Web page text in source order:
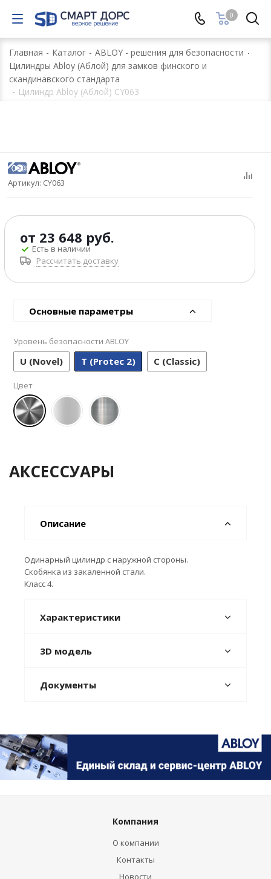
0
Главная - Каталог - ABLOY - решения для безопасности -
Цилиндры Abloy (Аблой) для замков финского и
скандинавского стандарта
- Цилиндр Abloy (Аблой) CY063
Артикул: CY063
от 23 648 руб.
Есть в наличии
Рассчитать доставку
Основные параметры
Уровень безопасности ABLOY
U (Novel) T (Protec 2) С (Classic)
Цвет
АКСЕССУАРЫ
Описание
Одинарный цилиндр с наружной стороны.
Скобянка из закаленной стали.
Класс 4.
Характеристики
3D модель
Документы
Компания
О компании
Контакты
Новости